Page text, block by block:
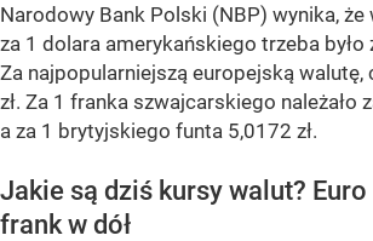
Narodowy Bank Polski (NBP) wynika, że
za 1 dolara amerykańskiego trzeba było
Za najpopularniejszą europejską walutę,
zł. Za 1 franka szwajcarskiego należało
a za 1 brytyjskiego funta 5,0172 zł.
Jakie są dziś kursy walut?
frank w dół